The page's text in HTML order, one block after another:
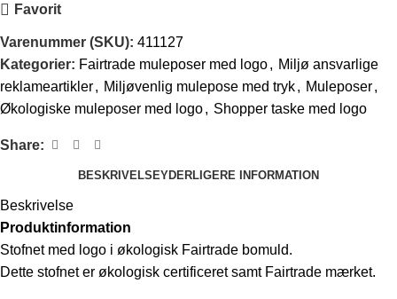
Favorit
Varenummer (SKU): 411127
Kategorier: Fairtrade muleposer med logo, Miljø ansvarlige
reklameartikler, Miljøvenlig mulepose med tryk, Muleposer,
Økologiske muleposer med logo, Shopper taske med logo
Share:
BESKRIVELSEYDERLIGERE INFORMATION
Beskrivelse
Produktinformation
Stofnet med logo i økologisk Fairtrade bomuld.
Dette stofnet er økologisk certificeret samt Fairtrade mærket.